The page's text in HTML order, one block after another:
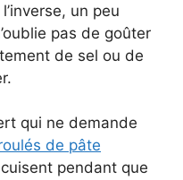
un peu
pas de goûter
de sel ou de
qui ne demande
de pâte
pendant que